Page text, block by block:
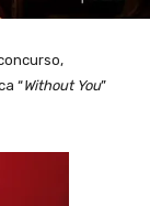
“Without You”